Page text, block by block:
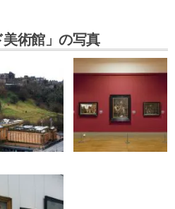
美術館」の写真